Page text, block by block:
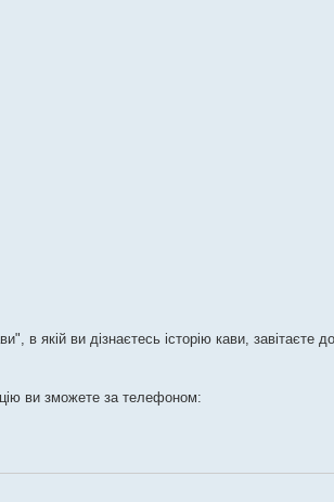
в якій ви дізнаєтесь історію кави, завітаєте
ви зможете за телефоном: